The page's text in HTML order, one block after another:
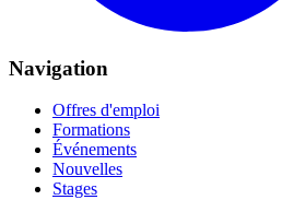
Navigation
Offres d'emploi
Formations
Événements
Nouvelles
Stages